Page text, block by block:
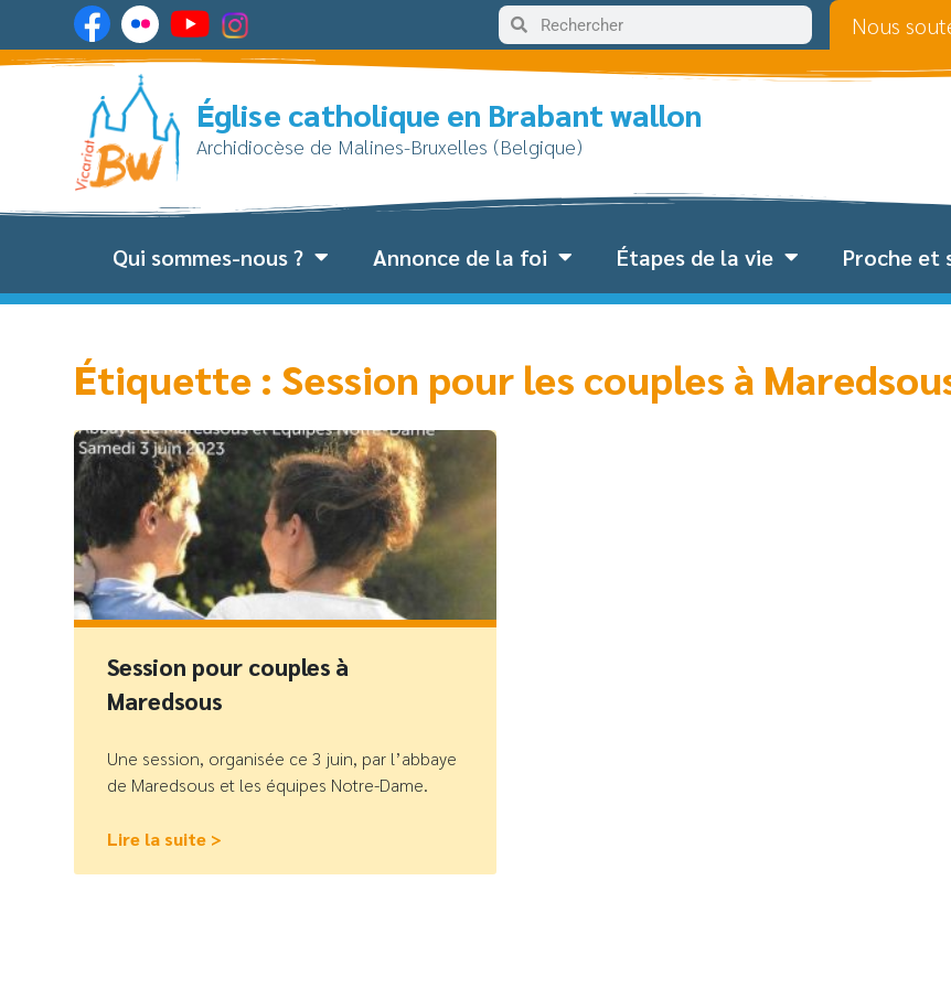
Nous
Église catholique en Brabant wallon
Archidiocèse de Malines-Bruxelles (Belgique)
Qui sommes-nous ? Annonce de la foi Étapes de la vie Proche et
Étiquette : Session pour les couples à
Session pour couples à
Maredsous
Une session, organisée ce 3 juin, par l’abbaye
de Maredsous et les équipes Notre-Dame.
Lire la suite >